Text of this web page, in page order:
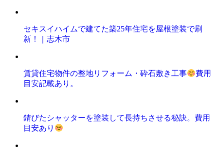
セキスイハイムで建てた築25年住宅を屋根塗装で刷
新！｜志木市
賃貸住宅物件の整地リフォーム・砕石敷き工事
費用
目安記載あり。
錆びたシャッターを塗装して長持ちさせる秘訣。費用
目安あり